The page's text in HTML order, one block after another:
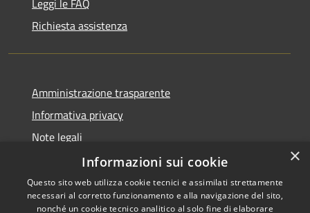
Leggi le FAQ
Richiesta assistenza
Amministrazione trasparente
Informativa privacy
Note legali
Dichiarazione di accessibilità
×
Informazioni sui cookie
Questo sito web utilizza cookie tecnici e assimilati strettamente
necessari al corretto funzionamento e alla navigazione del sito,
nonché un cookie tecnico analitico al solo fine di elaborare